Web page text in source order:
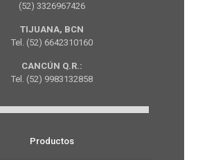
(52) 3326967426
TIJUANA, BCN
Tel. (52) 6642310160
CANCÚN Q.R.:
Tel. (52) 9983132858
Productos